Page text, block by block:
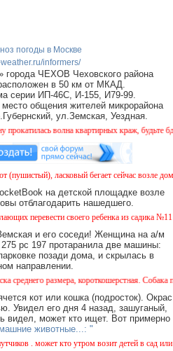
погоды в Москве
informers/
ЧЕХОВ Чеховского района
в 50 км от МКАД.
серии ИП-46С, И-155, И79-99.
общения жителей микрорайона
ул.Земская, Уездная.
волна квартирных краж, будьте
(пушистый), ласковый бегает сейчас возле
на детской площадке возле
отблагодарить нашедшего.
перевести своего ребенка из садика №11
и его соседи! Женщина на а/м
рс 197 протаранила две машины:
позади дома, и скрылась в
направлении.
размера, короткошерстная. Собака
кот или кошка (подросток). Окрас
Увидел его дня 4 назад, зашуганый,
видел, может кто ищет. Вот примерно
животные...: "
. может кто утром возит детей в сад или